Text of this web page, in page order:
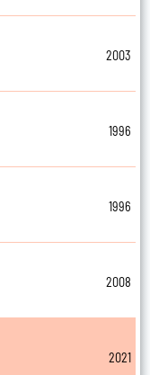
2003
1996
1996
2008
2021